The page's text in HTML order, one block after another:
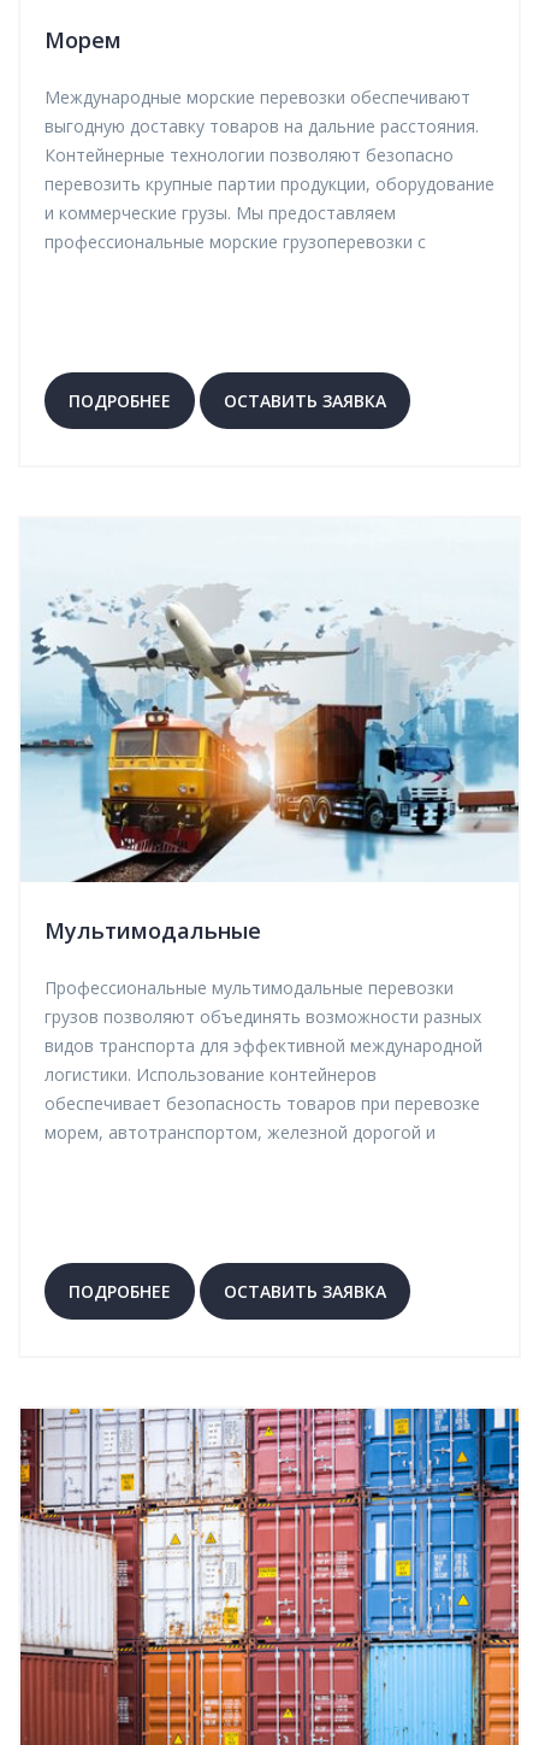
Морем
Международные морские перевозки обеспечивают
выгодную доставку товаров на дальние расстояния.
Контейнерные технологии позволяют безопасно
перевозить крупные партии продукции, оборудование
и коммерческие грузы. Мы предоставляем
профессиональные морские грузоперевозки с
ПОДРОБНЕЕ ОСТАВИТЬ ЗАЯВКА
Мультимодальные
Профессиональные мультимодальные перевозки
грузов позволяют объединять возможности разных
видов транспорта для эффективной международной
логистики. Использование контейнеров
обеспечивает безопасность товаров при перевозке
морем, автотранспортом, железной дорогой и
ПОДРОБНЕЕ ОСТАВИТЬ ЗАЯВКА